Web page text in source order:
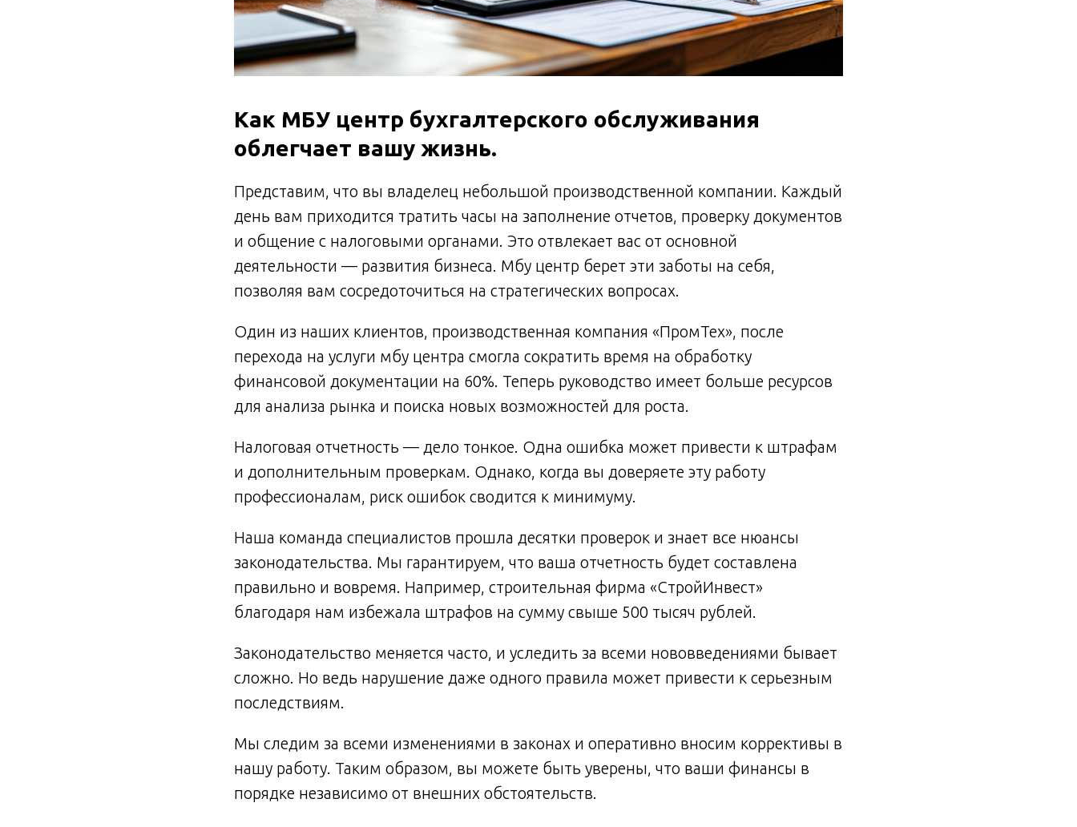
Как МБУ центр бухгалтерского обслуживания
облегчает вашу жизнь.
Представим, что вы владелец небольшой производственной компании. Каждый
день вам приходится тратить часы на заполнение отчетов, проверку документов
и общение с налоговыми органами. Это отвлекает вас от основной
деятельности — развития бизнеса. Мбу центр берет эти заботы на себя,
позволяя вам сосредоточиться на стратегических вопросах.
Один из наших клиентов, производственная компания «ПромТех», после
перехода на услуги мбу центра смогла сократить время на обработку
финансовой документации на 60%. Теперь руководство имеет больше ресурсов
для анализа рынка и поиска новых возможностей для роста.
Налоговая отчетность — дело тонкое. Одна ошибка может привести к штрафам
и дополнительным проверкам. Однако, когда вы доверяете эту работу
профессионалам, риск ошибок сводится к минимуму.
Наша команда специалистов прошла десятки проверок и знает все нюансы
законодательства. Мы гарантируем, что ваша отчетность будет составлена
правильно и вовремя. Например, строительная фирма «СтройИнвест»
благодаря нам избежала штрафов на сумму свыше 500 тысяч рублей.
Законодательство меняется часто, и уследить за всеми нововведениями бывает
сложно. Но ведь нарушение даже одного правила может привести к серьезным
последствиям.
Мы следим за всеми изменениями в законах и оперативно вносим коррективы в
нашу работу. Таким образом, вы можете быть уверены, что ваши финансы в
порядке независимо от внешних обстоятельств.